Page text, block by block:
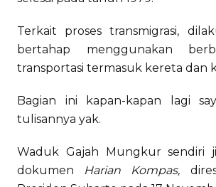
Terkait proses transmigrasi,
bertahap menggunakan
transportasi termasuk kereta dan
Bagian ini kapan-kapan lagi
tulisannya yak.
Waduk Gajah Mungkur sendiri
dokumen Harian Kompas,